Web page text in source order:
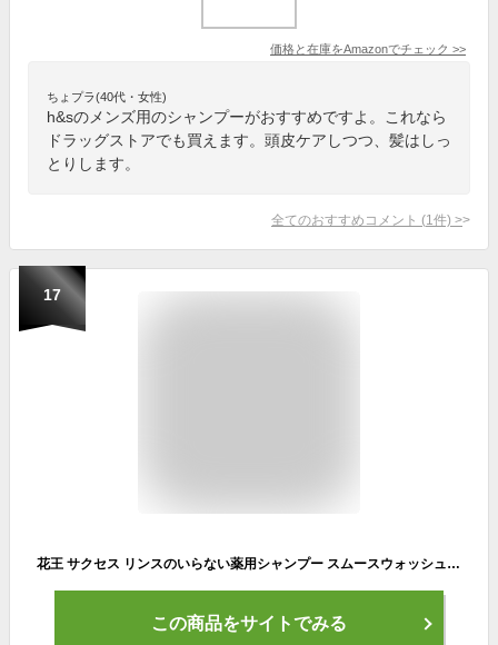
価格と在庫をAmazonでチェック >>
ちょプラ(40代・女性)
h&sのメンズ用のシャンプーがおすすめですよ。これなら
ドラッグストアでも買えます。頭皮ケアしつつ、髪はしっ
とりします。
全てのおすすめコメント (1 件) >
17
花王 サクセス リンスのいらない薬用シャンプー スムースウォッシュ エクストラクール 本体 (400mL) 男性用 メンズシャンプー 【医薬部外品】
この商品をサイトでみる